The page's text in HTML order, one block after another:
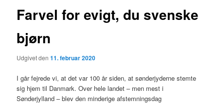
Farvel for evigt, du svenske
bjørn
Udgivet den11. februar 2020
I går fejrede vi, at det var 100 år siden, at sønderjyderne stemte
sig hjem til Danmark. Over hele landet – men mest i
Sønderjylland – blev den minderige afstemningsdag